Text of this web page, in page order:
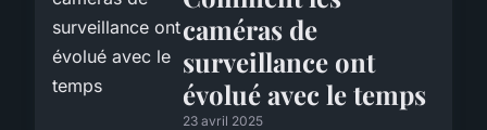
caméras de
surveillance ont
évolué avec le temps
23 avril 2025